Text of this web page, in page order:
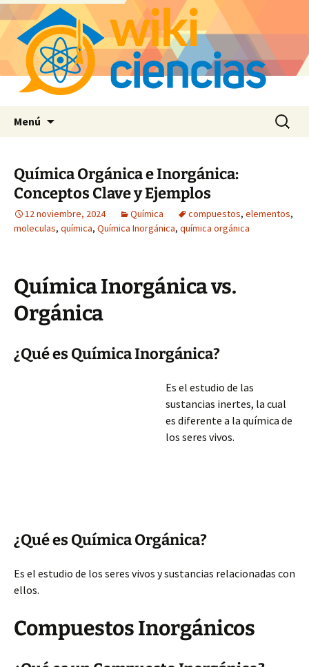
Menú Buscar:
Química Orgánica e Inorgánica:
Conceptos Clave y Ejemplos
12 noviembre, 2024 Química compuestos, elementos,
moleculas, química, Química Inorgánica, química orgánica
Química Inorgánica vs.
Orgánica
¿Qué es Química Inorgánica?
Es el estudio de las
sustancias inertes, la cual
es diferente a la química de
los seres vivos.
¿Qué es Química Orgánica?
Es el estudio de los seres vivos y sustancias relacionadas con
ellos.
Compuestos Inorgánicos